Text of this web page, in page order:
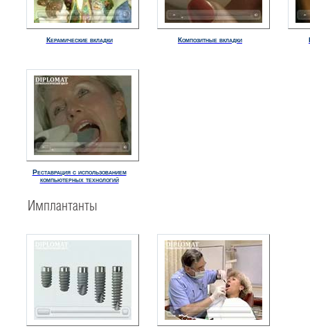
Керамические вкладки Композитные вкладки
Реставрация с использованием
компьютерных технологий
Имплантанты